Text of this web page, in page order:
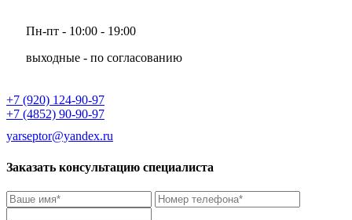
Пн-пт - 10:00 - 19:00
выходные - по согласованию
+7 (920) 124-90-97
+7 (4852) 90-90-97
yarseptor@yandex.ru
Заказать консультацию специалиста